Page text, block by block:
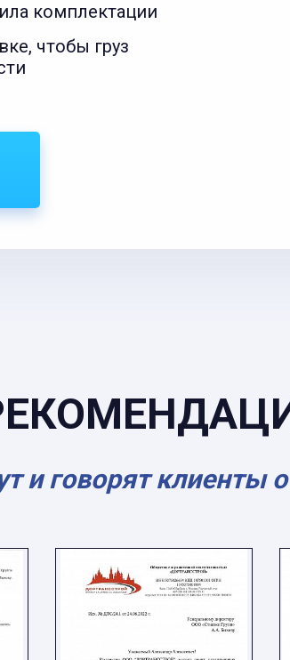
комплектации
чтобы груз
и говорят клиенты